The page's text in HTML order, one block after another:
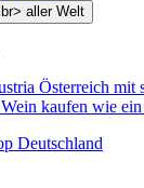
Österreich mit
Wein kaufen wie